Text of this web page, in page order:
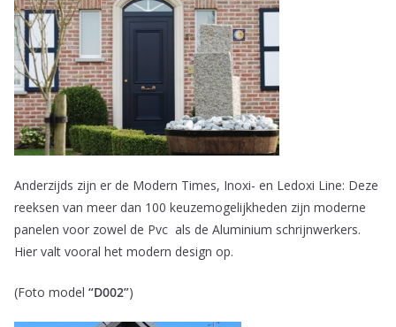
Anderzijds zijn er de Modern Times, Inoxi- en Ledoxi Line: Deze
reeksen van meer dan 100 keuzemogelijkheden zijn moderne
panelen voor zowel de Pvc als de Aluminium schrijnwerkers.
Hier valt vooral het modern design op.
(Foto model “D002”)